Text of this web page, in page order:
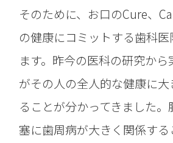
そのために、お口のCure、
の健康にコミットする歯科
ます。昨今の医科の研究か
がその人の全人的な健康に
ることが分かってきました
塞に歯周病が大きく関係す